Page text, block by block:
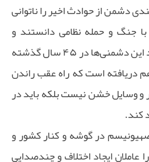
دشمن از حوادث اخیر را ناتوانی
با جنگ و حمله نظامی دانستند و
گفتند: جمهوری اسلامی با وجود این دشمنی‌ها در ۴۵ سال گذشته
است که راه عقب راندن
و وسایل خشن نیست بلکه باید در
کند.
در گوشه و کنار کشور و
عاملان ایجاد اختلاف و چندصدایی